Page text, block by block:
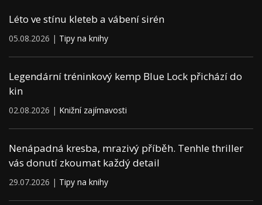
Léto ve stínu kleteb a vábení sirén
05.08.2026 | Tipy na knihy
Legendární tréninkový kemp Blue Lock přichází do
kin
02.08.2026 | Knižní zajímavosti
Nenápadná kresba, mrazivý příběh. Tenhle thriller
vás donutí zkoumat každý detail
29.07.2026 | Tipy na knihy